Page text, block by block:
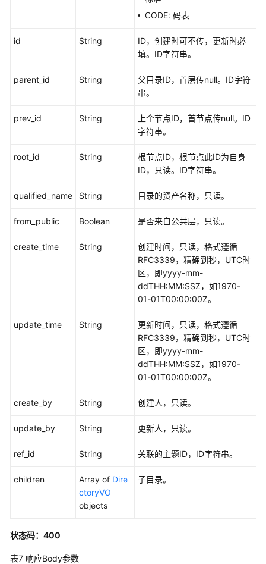
题
理
口
级
管
ListDirectories
创
CODE: 码表
id String
ID，创建时可不传，更新时必
填。ID字符串。
parent_id String
父目录ID，首层传null。ID字符
串。
prev_id String
上个节点ID，首节点传null。ID
字符串。
root_id String
根节点ID，根节点此ID为自身
ID，只读。ID字符串。
qualified_name String 目录的资产名称，只读。
from_public Boolean 是否来自公共层，只读。
create_time String
创建时间，只读，格式遵循
RFC3339，精确到秒，UTC时
区，即yyyy-mm-
ddTHH:MM:SSZ，如1970-
01-01T00:00:00Z。
update_time String
更新时间，只读，格式遵循
RFC3339，精确到秒，UTC时
区，即yyyy-mm-
ddTHH:MM:SSZ，如1970-
01-01T00:00:00Z。
create_by String 创建人，只读。
update_by String 更新人，只读。
ref_id String 关联的主题ID，ID字符串。
children Array of Dire
ctoryVO
objects
子目录。
状态码：400
表7 响应Body参数